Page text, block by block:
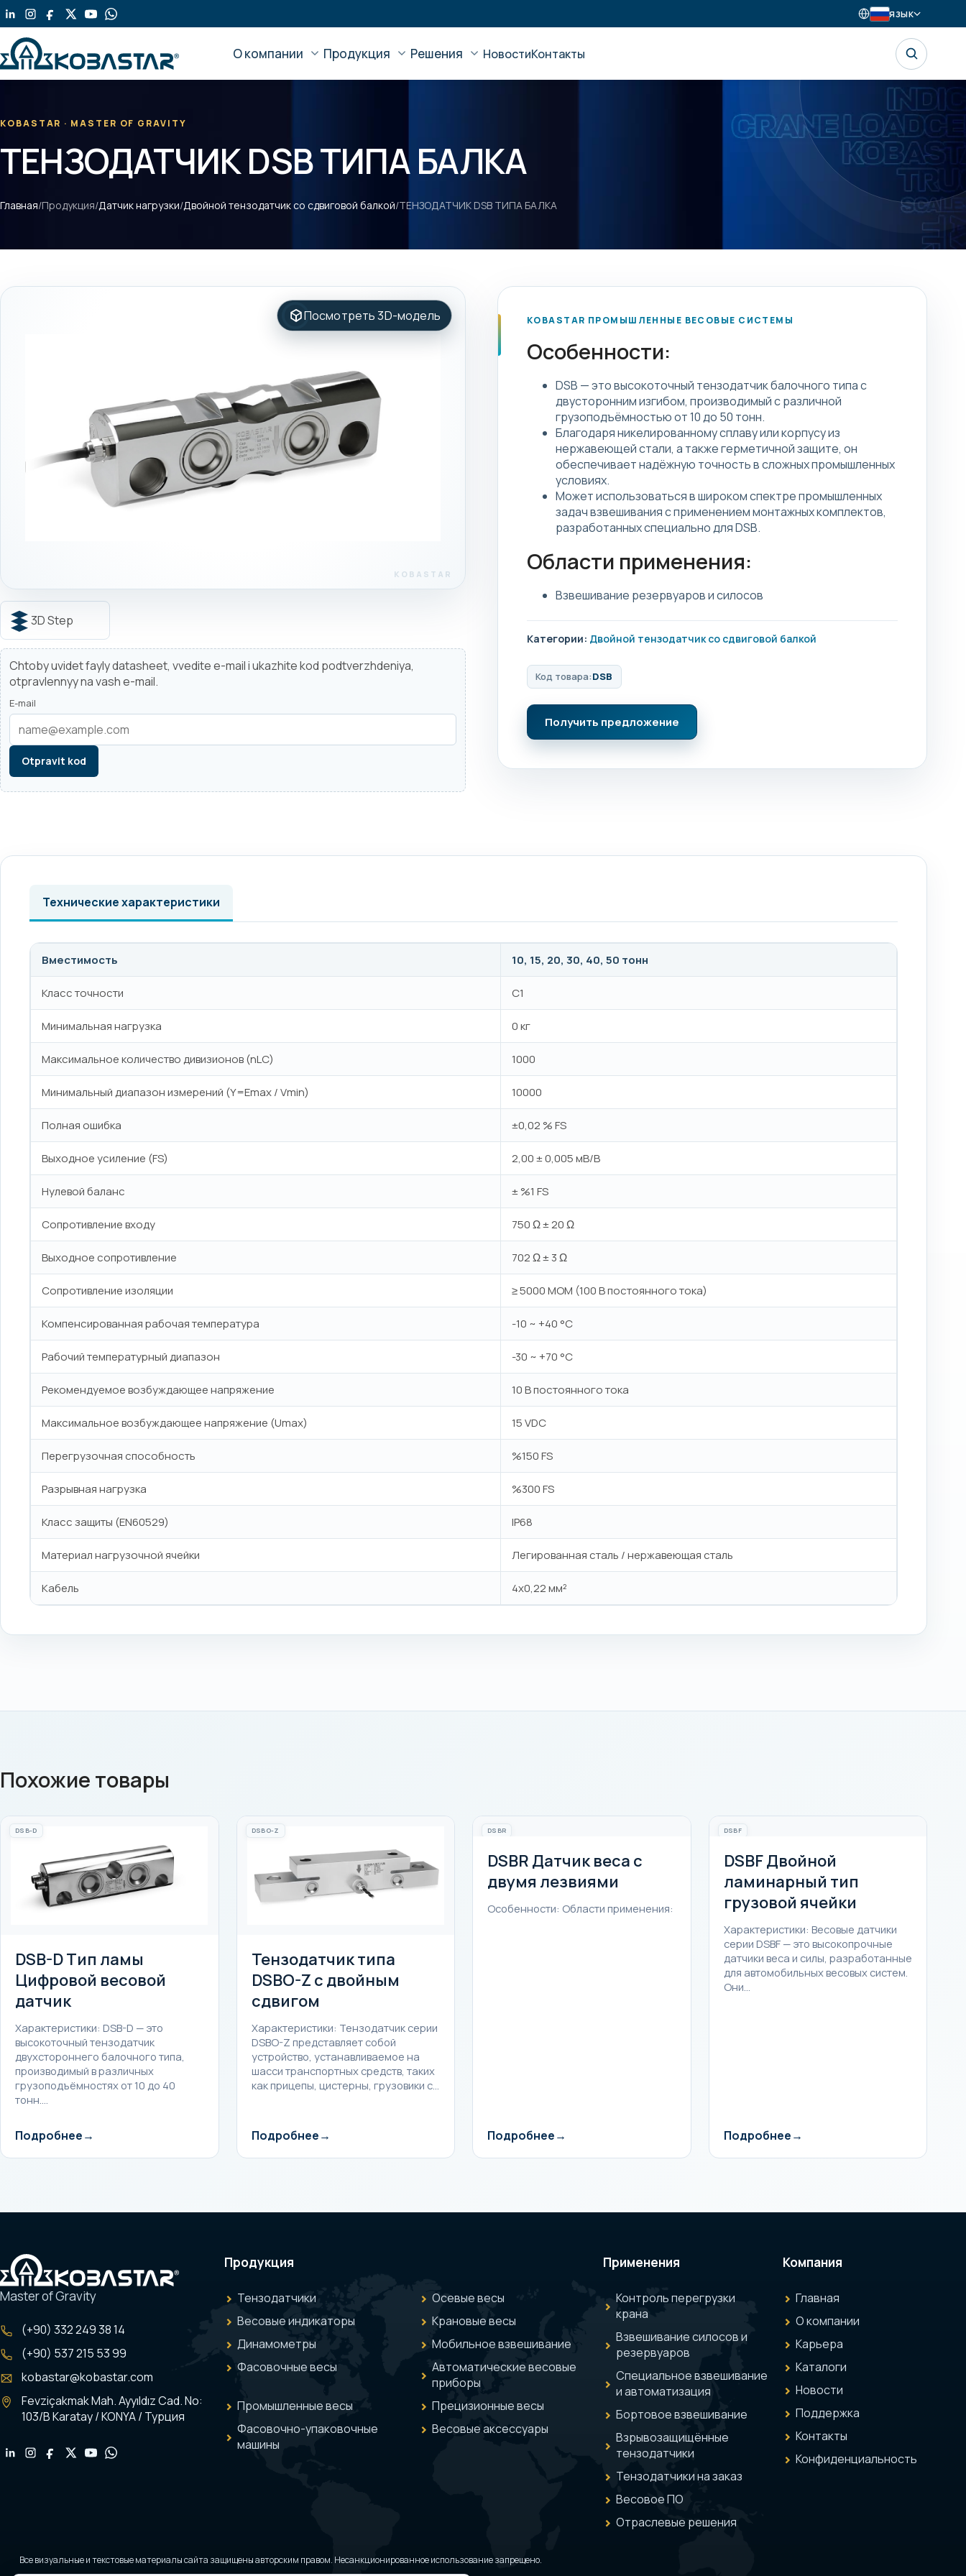
Перейти
содержанию
ЯЗЫК
О компании Продукция Решения НовостиКонтакты
KOBASTAR · MASTER OF GRAVITY
ТЕНЗОДАТЧИК DSB ТИПА БАЛКА
Главная/Продукция/Датчик нагрузки/Двойной тензодатчик со сдвиговой балкой/ТЕНЗОДАТЧИК DSB ТИПА БАЛКА
Посмотреть 3D-модель
3D Step
Chtoby uvidet fayly datasheet, vvedite e-mail i ukazhite kod podtverzhdeniya,
otpravlennyy na vash e-mail.
E-mail
Otpravit kod
KOBASTAR ПРОМЫШЛЕННЫЕ ВЕСОВЫЕ СИСТЕМЫ
Особенности:
DSB — это высокоточный тензодатчик балочного типа с
двусторонним изгибом, производимый с различной
грузоподъёмностью от 10 до 50 тонн.
Благодаря никелированному сплаву или корпусу из
нержавеющей стали, а также герметичной защите, он
обеспечивает надёжную точность в сложных промышленных
условиях.
Может использоваться в широком спектре промышленных
задач взвешивания с применением монтажных комплектов,
разработанных специально для DSB.
Области применения:
Взвешивание резервуаров и силосов
Категории: Двойной тензодатчик со сдвиговой балкой
Код товара:DSB
Получить предложение
Технические характеристики
Вместимость 10, 15, 20, 30, 40, 50 тонн
Класс точности C1
Минимальная нагрузка 0 кг
Максимальное количество дивизионов (nLC) 1000
Минимальный диапазон измерений (Y=Emax / Vmin) 10000
Полная ошибка ±0,02 % FS
Выходное усиление (FS) 2,00 ± 0,005 мВ/В
Нулевой баланс ± %1 FS
Сопротивление входу 750 Ω ± 20 Ω
Выходное сопротивление 702 Ω ± 3 Ω
Сопротивление изоляции ≥ 5000 МОМ (100 В постоянного тока)
Компенсированная рабочая температура -10 ~ +40 °C
Рабочий температурный диапазон -30 ~ +70 °C
Рекомендуемое возбуждающее напряжение 10 В постоянного тока
Максимальное возбуждающее напряжение (Umax) 15 VDC
Перегрузочная способность %150 FS
Разрывная нагрузка %300 FS
Класс защиты (EN60529) IP68
Материал нагрузочной ячейки Легированная сталь / нержавеющая сталь
Кабель 4x0,22 мм²
Похожие товары
DSB-D
DSB-D Тип ламы
Цифровой весовой
датчик
Характеристики: DSB-D — это
высокоточный тензодатчик
двухстороннего балочного типа,
производимый в различных
грузоподъёмностях от 10 до 40
тонн.…
Подробнее
DSBO-Z
Тензодатчик типа
DSBO-Z с двойным
сдвигом
Характеристики: Тензодатчик серии
DSBO-Z представляет собой
устройство, устанавливаемое на
шасси транспортных средств, таких
как прицепы, цистерны, грузовики с…
Подробнее
DSBR
DSBR Датчик веса с
двумя лезвиями
Особенности: Области применения:
Подробнее
DSBF
DSBF Двойной
ламинарный тип
грузовой ячейки
Характеристики: Весовые датчики
серии DSBF — это высокопрочные
датчики веса и силы, разработанные
для автомобильных весовых систем.
Они…
Подробнее
Master of Gravity
(+90) 332 249 38 14
(+90) 537 215 53 99
kobastar@kobastar.com
Fevziçakmak Mah. Ayyıldız Cad. No:
103/B Karatay / KONYA / Турция
Продукция
Тензодатчики
Весовые индикаторы
Динамометры
Фасовочные весы
Промышленные весы
Фасовочно-упаковочные
машины
Осевые весы
Крановые весы
Мобильное взвешивание
Автоматические весовые
приборы
Прецизионные весы
Весовые аксессуары
Применения
Контроль перегрузки
крана
Взвешивание силосов и
резервуаров
Специальное взвешивание
и автоматизация
Бортовое взвешивание
Взрывозащищённые
тензодатчики
Тензодатчики на заказ
Весовое ПО
Отраслевые решения
Компания
Главная
О компании
Карьера
Каталоги
Новости
Поддержка
Контакты
Конфиденциальность
Все визуальные и текстовые материалы сайта защищены авторским правом. Несанкционированное использование запрещено.